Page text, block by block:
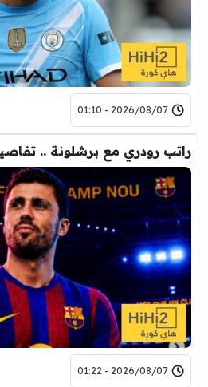
2026/08/07 - 01:10
راتب رودري مع برشلونة ..
2026/08/07 - 01:22